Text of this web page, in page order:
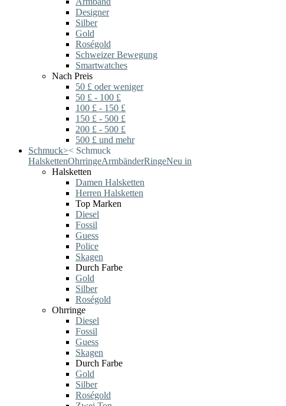
Designer
Silber
Gold
Roségold
Schweizer Bewegung
Smartwatches
Nach Preis
50 £ oder weniger
50 £ - 100 £
100 £ - 150 £
150 £ - 500 £
200 £ - 500 £
500 £ und mehr
Schmuck>< Schmuck
HalskettenOhrringeArmbänderRingeNeu in
Halsketten
Damen Halsketten
Herren Halsketten
Top Marken
Diesel
Fossil
Guess
Police
Skagen
Durch Farbe
Gold
Silber
Roségold
Ohrringe
Diesel
Fossil
Guess
Skagen
Durch Farbe
Gold
Silber
Roségold